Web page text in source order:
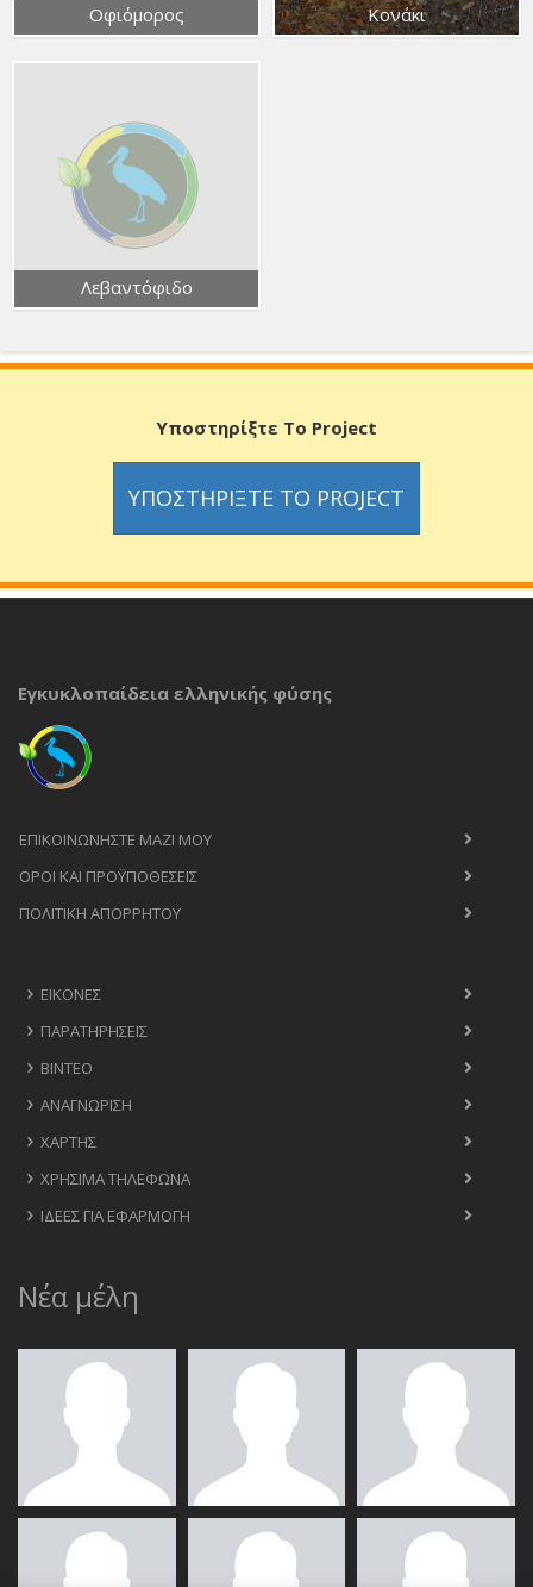
Οφιόμορος Κονάκι
Λεβαντόφιδο
Υποστηρίξτε Το Project
ΥΠΟΣΤΗΡΊΞΤΕ ΤΟ PROJECT
Εγκυκλοπαίδεια ελληνικής φύσης
ΕΠΙΚΟΙΝΩΝΉΣΤΕ ΜΑΖΊ ΜΟΥ
ΟΡΟΙ ΚΑΙ ΠΡΟΫΠΟΘΈΣΕΙΣ
ΠΟΛΙΤΙΚΉ ΑΠΟΡΡΉΤΟΥ
ΕΙΚΌΝΕΣ
ΠΑΡΑΤΗΡΉΣΕΙΣ
ΒΊΝΤΕΟ
ΑΝΑΓΝΏΡΙΣΗ
ΧΆΡΤΗΣ
ΧΡΉΣΙΜΑ ΤΗΛΈΦΩΝΑ
ΙΔΈΕΣ ΓΙΑ ΕΦΑΡΜΟΓΉ
Νέα μέλη